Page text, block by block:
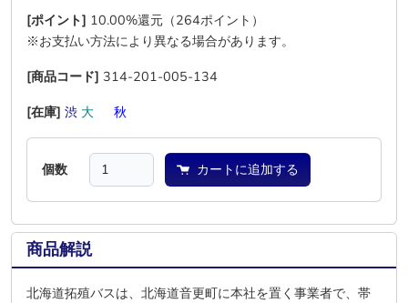
[ポイント] 10.00%還元（264ポイント）
※お支払い方法により異なる場合があります。
[商品コード] 314-201-005-134
[在庫] 渋 大 秋
個数 カートに追加する
商品解説
北海道拓殖バスは、北海道音更町に本社を置く事業者で、帯